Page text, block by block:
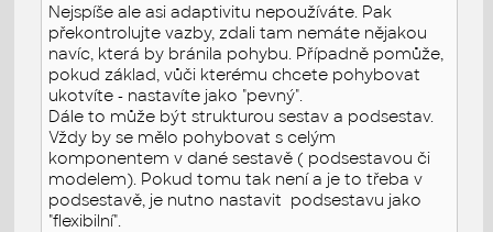
Nejspíše ale asi adaptivitu nepoužíváte. Pak
překontrolujte vazby, zdali tam nemáte nějakou
navíc, která by bránila pohybu. Případně pomůže,
pokud základ, vůči kterému chcete pohybovat
ukotvíte - nastavíte jako "pevný".
Dále to může být strukturou sestav a podsestav.
Vždy by se mělo pohybovat s celým
komponentem v dané sestavě ( podsestavou či
modelem). Pokud tomu tak není a je to třeba v
podsestavě, je nutno nastavit podsestavu jako
"flexibilní".